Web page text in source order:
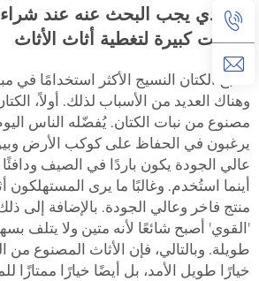
ما الذي يجب البحث عنه عند
بكميات كبيرة لتغطية أثاث الأثاث
أصبح الكتان النسيج الأكثر استخدامًا في
وهناك العديد من الأسباب لذلك. أولاً،
مصنوع من نبات الكتان. يُفضّله الناس
يرغبون في الحفاظ على كوكب الأرض
عالي الجودة يكون باردًا في الصيف ودافئًا
أينما استُخدم. وغالبًا ما يرى المستهلكون
منتج فاخر وعالي الجودة. بالإضافة إلى
'القوي' أصبح شائعًا لأنه متين ولا يتلف
طويلة. وبالتالي، فإن الأثاث المصنوع
خيارًا طويل الأمد، بل أيضًا خيارًا ممتازًا